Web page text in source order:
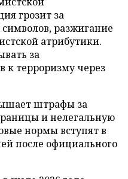
грозит за
разжигание
атрибутики.
за
к терроризму через
штрафы за
и нелегальную
нормы вступят в
после официального